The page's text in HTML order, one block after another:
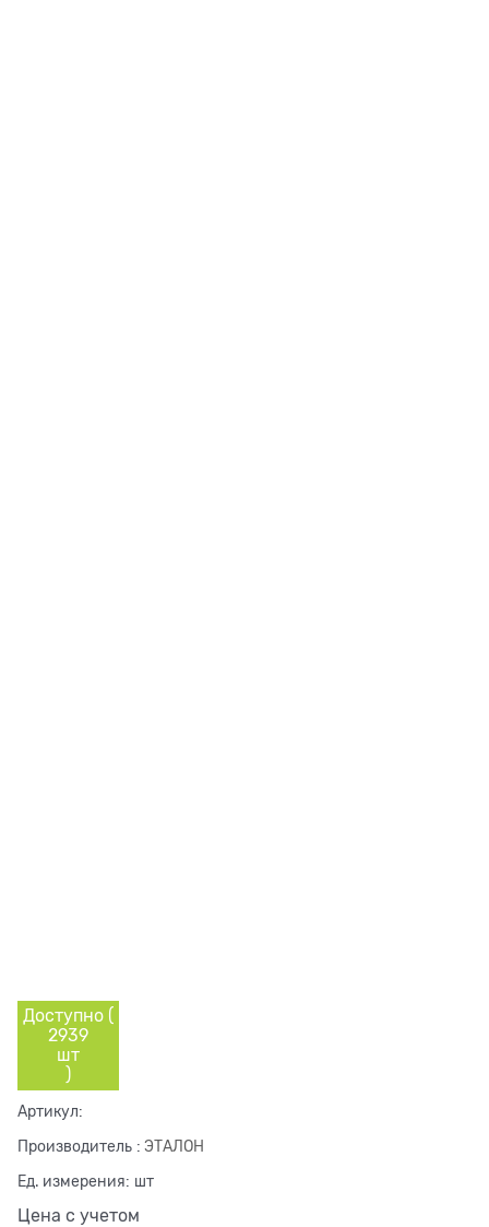
Доступно (
2939
шт
)
Артикул:
Производитель : ЭТАЛОН
Ед. измерения: шт
Цена с учетом